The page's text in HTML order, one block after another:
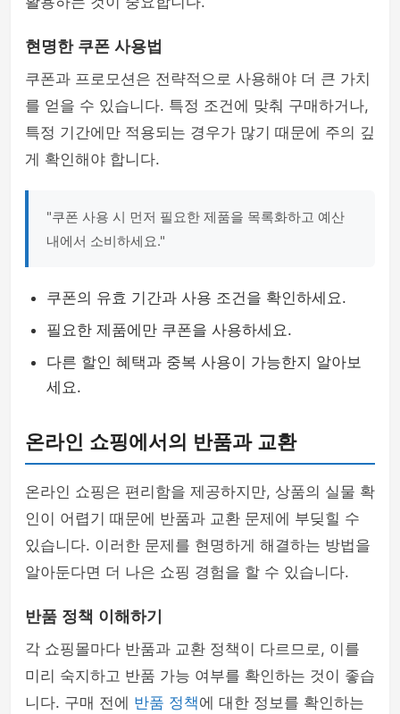
현명한 쿠폰 사용법
쿠폰과 프로모션은 전략적으로 사용해야 더 큰 가치
를 얻을 수 있습니다. 특정 조건에 맞춰 구매하거나,
특정 기간에만 적용되는 경우가 많기 때문에 주의 깊
게 확인해야 합니다.
"쿠폰 사용 시 먼저 필요한 제품을 목록화하고 예산
내에서 소비하세요."
쿠폰의 유효 기간과 사용 조건을 확인하세요.
필요한 제품에만 쿠폰을 사용하세요.
다른 할인 혜택과 중복 사용이 가능한지 알아보
세요.
온라인 쇼핑에서의 반품과 교환
온라인 쇼핑은 편리함을 제공하지만, 상품의 실물 확
인이 어렵기 때문에 반품과 교환 문제에 부딪힐 수
있습니다. 이러한 문제를 현명하게 해결하는 방법을
알아둔다면 더 나은 쇼핑 경험을 할 수 있습니다.
반품 정책 이해하기
각 쇼핑몰마다 반품과 교환 정책이 다르므로, 이를
미리 숙지하고 반품 가능 여부를 확인하는 것이 좋습
니다. 구매 전에 반품 정책에 대한 정보를 확인하는